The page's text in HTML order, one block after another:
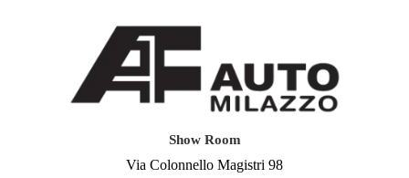
Show Room
Via Colonnello Magistri 98